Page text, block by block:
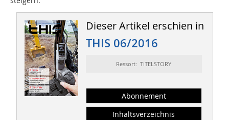
Dieser Artikel erschien in
THIS 06/2016
Ressort: TITELSTORY
Abonnement
Inhaltsverzeichnis